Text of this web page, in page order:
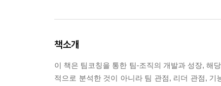
책소개
이 책은 팀코칭을 통한 팀-조직의 개발과 성장, 해
적으로 분석한 것이 아니라 팀 관점, 리더 관점,